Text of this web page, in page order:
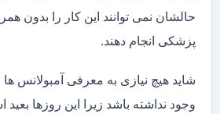
حالشان نمی توانند این کار را بدون
پزشکی انجام دهند.
شاید هیچ نیازی به معرفی آمبولانس
وجود نداشته باشد زیرا این روزها